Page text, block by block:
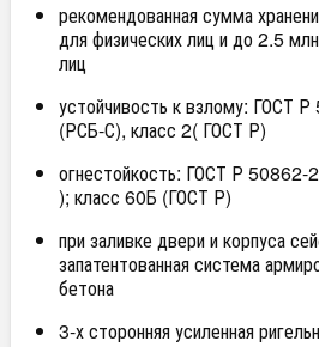
рекомендованная сумма
для физических лиц и до 2.5
лиц
устойчивость к взлому: ГОСТ
(РСБ-С), класс 2( ГОСТ Р)
огнестойкость: ГОСТ Р
); класс 60Б (ГОСТ Р)
при заливке двери и корпуса
запатентованная система
бетона
3-х сторонняя усиленная